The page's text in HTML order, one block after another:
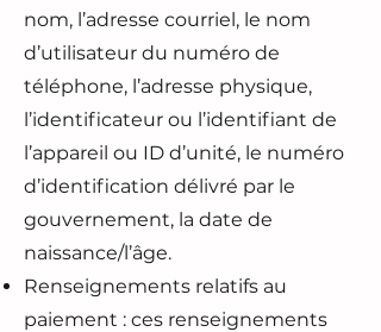
nom, l’adresse courriel, le nom
d’utilisateur du numéro de
téléphone, l’adresse physique,
l’identificateur ou l’identifiant de
l’appareil ou ID d’unité, le numéro
d’identification délivré par le
gouvernement, la date de
naissance/l’âge.
Renseignements relatifs au
paiement : ces renseignements